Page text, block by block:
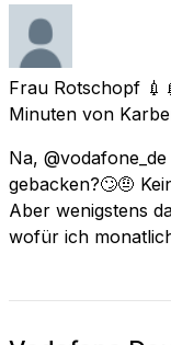
Frau Rotschopf
Minuten von
Na,
gebacken?🙄🤨
Aber wenigstens
wofür ich